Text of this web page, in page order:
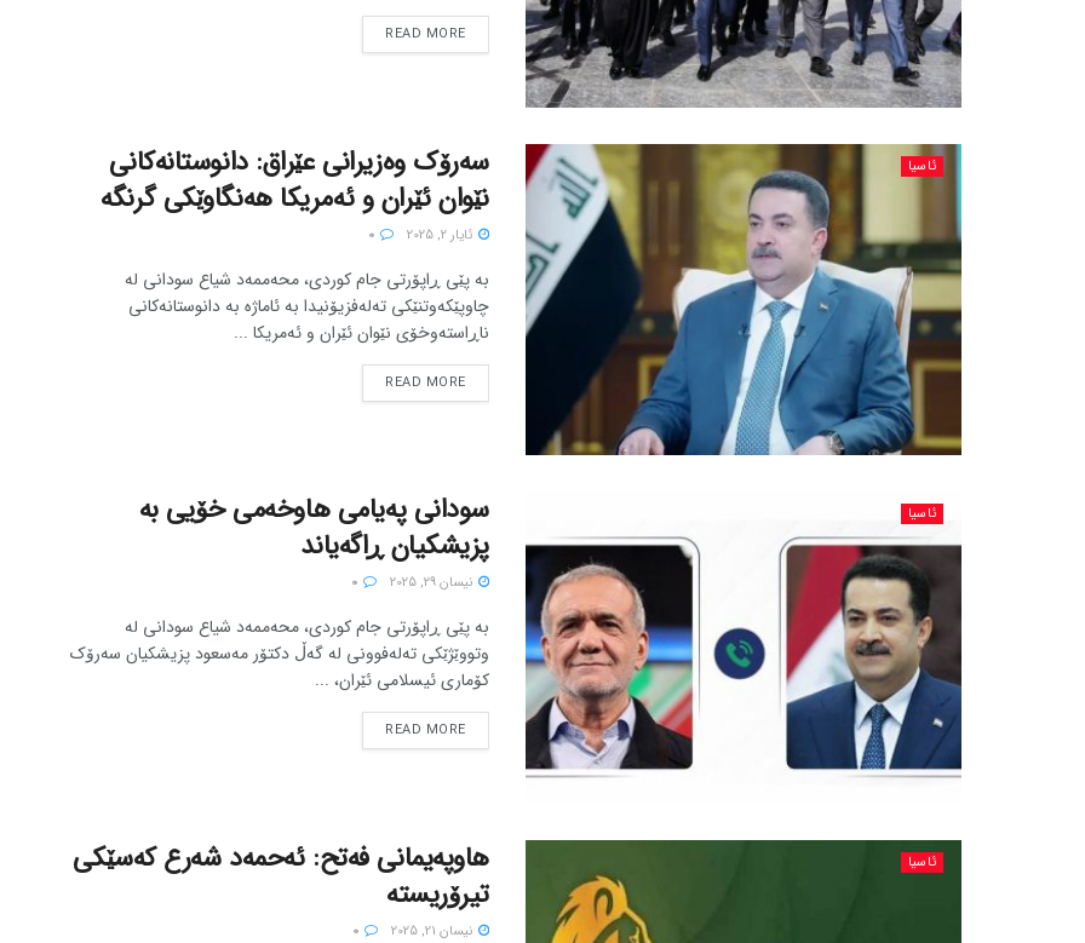
READ MORE
ئاسیا
سەرۆک وەزیرانی عێراق: دانوستانەکانی
نێوان ئێران و ئەمریکا هەنگاوێکی گرنگە
ئایار 2, 2025
بە پێی ڕاپۆرتی جام کوردی، محەممەد شیاع سودانی لە
چاوپێکەوتنێکی تەلەفزیۆنیدا بە ئاماژە بە دانوستانەکانی
ناڕاستەوخۆی نێوان ئێران و ئەمریکا ...
READ MORE
ئاسیا
سودانی پەیامی هاوخەمی خۆیی بە
پزیشکیان ڕاگەیاند
نیسان 29, 2025
بە پێی ڕاپۆرتی جام کوردی، محەممەد شیاع سودانی لە
وتووێژێکی تەلەفوونی لە گەڵ دکتۆر مەسعود پزیشکیان سەرۆک
کۆماری ئیسلامی ئێران، ...
READ MORE
ئاسیا
هاوپەیمانی فەتح: ئەحمەد شەرع کەسێکی
تیرۆریستە
نیسان 21, 2025